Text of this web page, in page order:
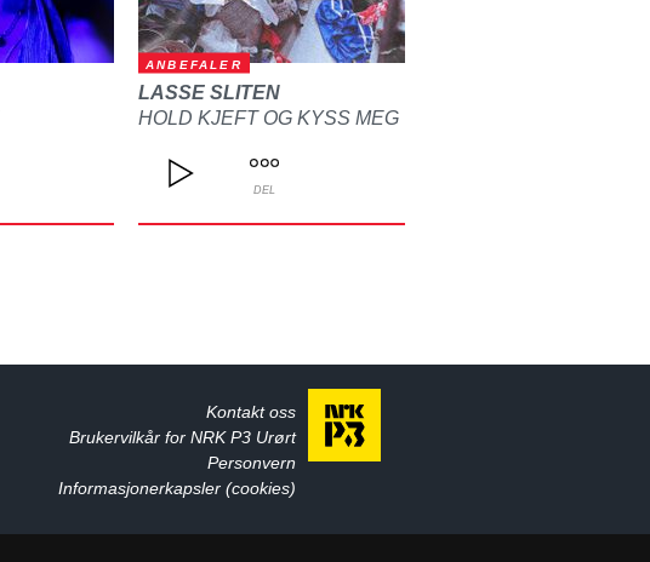
ANBEFALER
LASSE SLITEN
HOLD KJEFT OG KYSS MEG
DEL
Kontakt oss
Brukervilkår for NRK P3 Urørt
Personvern
Informasjonerkapsler (cookies)